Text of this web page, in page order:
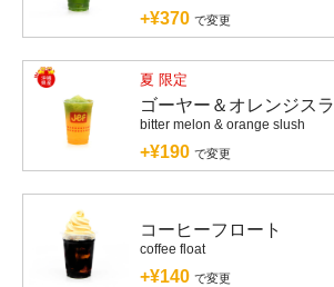
+¥370 で変更
夏 限定
ゴーヤー＆オレンジス
bitter melon & orange slush
+¥190 で変更
コーヒーフロート
coffee float
+¥140 で変更